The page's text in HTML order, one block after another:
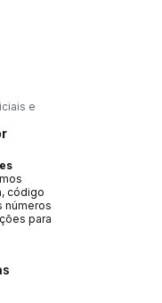
e
código
números
para